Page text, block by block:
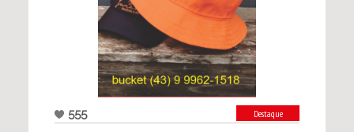
555 Destaque